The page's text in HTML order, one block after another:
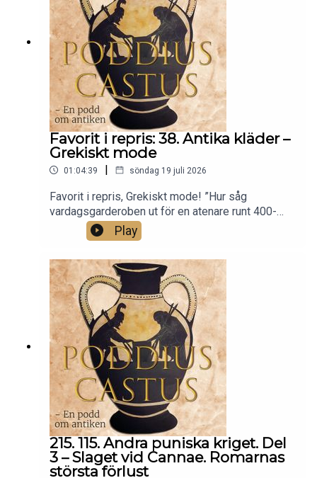
Favorit i repris: 38. Antika kläder –
Grekiskt mode
01:04:39 | söndag 19 juli 2026
Favorit i repris, Grekiskt mode! ”Hur såg
vardagsgarderoben ut för en atenare runt 400-
talet f.v.t? Det ska vi svara på i det här avsnittet!
Vi förklarar skillnaden mellan en chiton och en
ett så bra material. Det här är första avsnittet om
antika kläder.”
Play
215. 115. Andra puniska kriget. Del
3 – Slaget vid Cannae. Romarnas
största förlust